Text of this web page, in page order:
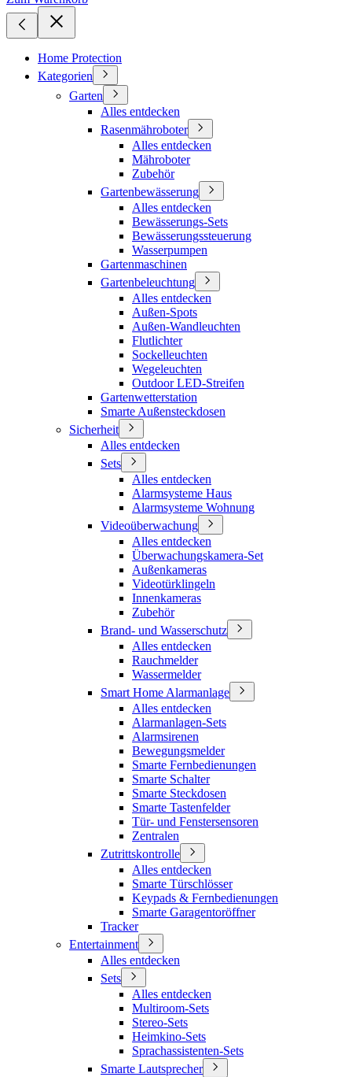
Home Protection
Kategorien
Garten
Alles entdecken
Rasenmähroboter
Alles entdecken
Mähroboter
Zubehör
Gartenbewässerung
Alles entdecken
Bewässerungs-Sets
Bewässerungssteuerung
Wasserpumpen
Gartenmaschinen
Gartenbeleuchtung
Alles entdecken
Außen-Spots
Außen-Wandleuchten
Flutlichter
Sockelleuchten
Wegeleuchten
Outdoor LED-Streifen
Gartenwetterstation
Smarte Außensteckdosen
Sicherheit
Alles entdecken
Sets
Alles entdecken
Alarmsysteme Haus
Alarmsysteme Wohnung
Videoüberwachung
Alles entdecken
Überwachungskamera-Set
Außenkameras
Videotürklingeln
Innenkameras
Zubehör
Brand- und Wasserschutz
Alles entdecken
Rauchmelder
Wassermelder
Smart Home Alarmanlage
Alles entdecken
Alarmanlagen-Sets
Alarmsirenen
Bewegungsmelder
Smarte Fernbedienungen
Smarte Schalter
Smarte Steckdosen
Smarte Tastenfelder
Tür- und Fenstersensoren
Zentralen
Zutrittskontrolle
Alles entdecken
Smarte Türschlösser
Keypads & Fernbedienungen
Smarte Garagentoröffner
Tracker
Entertainment
Alles entdecken
Sets
Alles entdecken
Multiroom-Sets
Stereo-Sets
Heimkino-Sets
Sprachassistenten-Sets
Smarte Lautsprecher